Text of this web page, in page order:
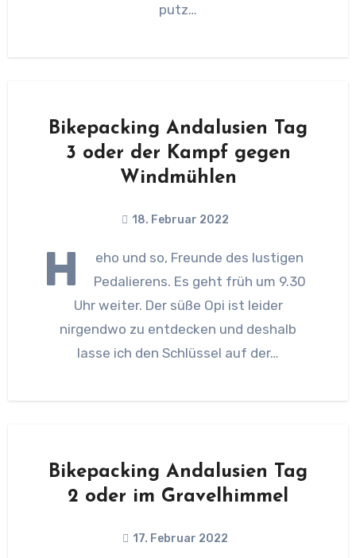
putz…
Bikepacking Andalusien Tag
3 oder der Kampf gegen
Windmühlen
18. Februar 2022
H
eho und so, Freunde des lustigen
Pedalierens. Es geht früh um 9.30
Uhr weiter. Der süße Opi ist leider
nirgendwo zu entdecken und deshalb
lasse ich den Schlüssel auf der…
Bikepacking Andalusien Tag
2 oder im Gravelhimmel
17. Februar 2022